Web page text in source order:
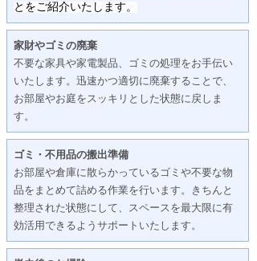
とをご紹介いたします。
家財やゴミの廃棄
不要な家具や家電製品、ゴミの処理をお手伝い
いたします。迅速かつ適切に廃棄することで、
お部屋やお庭をスッキリとした状態に戻しま
す。
ゴミ・不用品の搬出準備
お部屋や倉庫に散らかっているゴミや不要な物
品をまとめて詰める作業を行います。きちんと
整理された状態にして、スペースを最大限に有
効活用できるようサポートいたします。